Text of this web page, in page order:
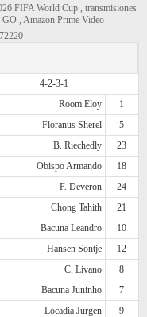
FIFA World Cup , transmisiones
, Amazon Prime Video
4-2-3-1
Room Eloy
1
Floranus Sherel
5
B. Riechedly
23
Obispo Armando
18
F. Deveron
24
Chong Tahith
21
Bacuna Leandro
10
Hansen Sontje
12
C. Livano
8
Bacuna Juninho
7
Locadia Jurgen
9